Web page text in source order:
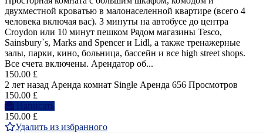
двухместной кроватью в малонаселенной квартире (всего 4
человека включая вас). 3 минуты на автобусе до центра
Croydon или 10 минут пешком Рядом магазины Tesco,
Sainsbury`s, Marks and Spencer и Lidl, а также тренажерные
залы, парки, кино, больница, бассейн и все high street shops.
Все счета включены. Арендатор об...
150.00 £
2 лет назад Аренда комнат Single Аренда 656 Просмотров
150.00 £
Написать
150.00 £
Удалить из избранного